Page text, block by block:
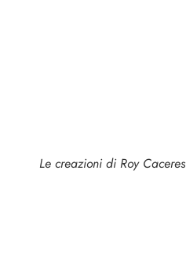
Le creazioni di Roy Caceres